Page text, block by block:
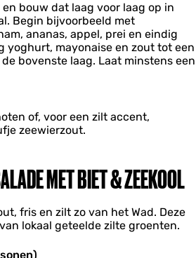
bouw dat laag voor laag op in
Begin bijvoorbeeld met
ananas, appel, prei en eindig
yoghurt, mayonaise en zout tot een
bovenste laag. Laat minstens een
of, voor een zilt accent,
zeewierzout.
MET BIET & ZEEKOOL
fris en zilt zo van het Wad. Deze
lokaal geteelde zilte groenten.